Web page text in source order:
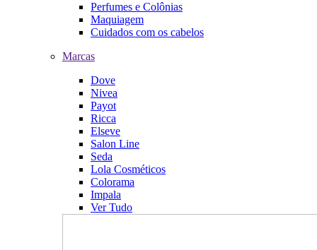
Perfumes e Colônias
Maquiagem
Cuidados com os cabelos
Marcas
Dove
Nivea
Payot
Ricca
Elseve
Salon Line
Seda
Lola Cosméticos
Colorama
Impala
Ver Tudo